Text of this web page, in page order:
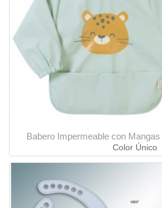
Babero Impermeable con
Color Único